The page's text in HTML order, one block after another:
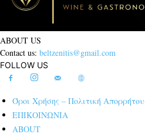
ABOUT US
Contact us: beltzenitis@gmail.com
FOLLOW US
Όροι Χρήσης – Πολιτική Απορρήτου
ΕΠΙΚΟΙΝΩΝΙΑ
ABOUT